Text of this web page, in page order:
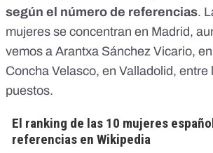
según el número de referencias.
mujeres se concentran en Madrid,
vemos a Arantxa Sánchez Vicario,
Concha Velasco, en Valladolid, entre
puestos.